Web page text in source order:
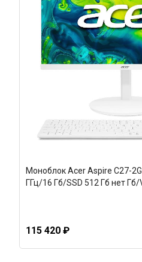
Моноблок Acer Aspire C27-
ГГц/16 Гб/SSD 512 Гб нет
115 420 ₽